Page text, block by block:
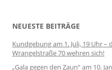
NEUESTE BEITRÄGE
Kundgebung am 1. Juli, 19 Uhr
Wrangelstraße 70 wehren sich!
„Gala gegen den Zaun“ am 10.